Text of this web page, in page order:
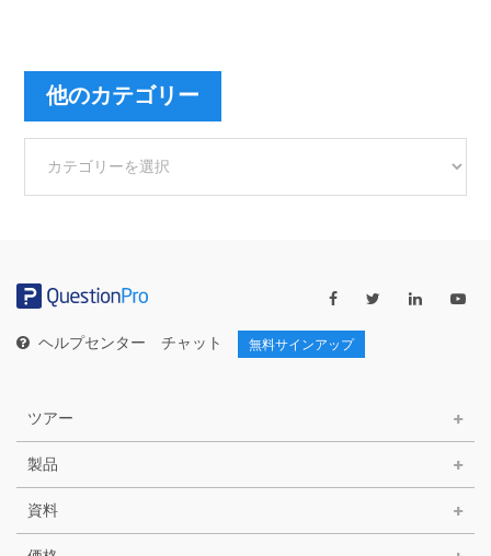
他のカテゴリー
カ
ー
ヘルプセンター チャット 無料サインアップ
ツアー
製品
資料